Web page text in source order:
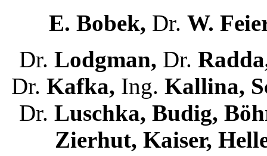
E. Bobek, Dr. W.
Dr. Lodgman, Dr.
Dr. Kafka, Ing. Kallina,
Dr. Luschka, Budig,
Zierhut, Kaiser,